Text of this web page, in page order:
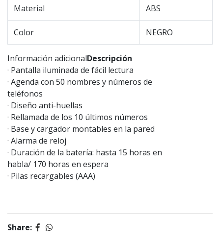
Material ABS
Color NEGRO
Información adicionalDescripción
· Pantalla iluminada de fácil lectura
· Agenda con 50 nombres y números de
teléfonos
· Diseño anti-huellas
· Rellamada de los 10 últimos números
· Base y cargador montables en la pared
· Alarma de reloj
· Duración de la batería: hasta 15 horas en
habla/ 170 horas en espera
· Pilas recargables (AAA)
Share: